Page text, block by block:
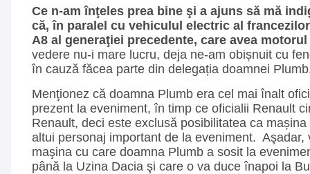
Ce n-am înţeles prea bine şi a ajuns să mă
că, în paralel cu vehiculul electric al
A8 al generaţiei precedente, care avea
vedere nu-i mare lucru, deja ne-am obișnuit cu
în cauză făcea parte din delegația doamnei
Menţionez că doamna Plumb era cel mai înalt
prezent la eveniment, în timp ce oficialii Renault
Renault, deci este exclusă posibilitatea ca
altui personaj important de la eveniment. Aşadar,
maşina cu care doamna Plumb a sosit la
până la Uzina Dacia şi care o va duce înapoi la